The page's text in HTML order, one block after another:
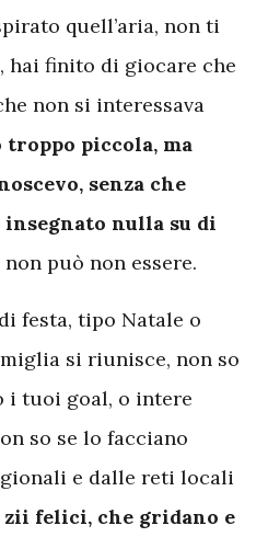
quell’aria, non ti
hai finito di giocare che
non si interessava
troppo piccola, ma
senza che
insegnato nulla su di
può non essere.
festa, tipo Natale o
si riunisce, non so
i tuoi goal, o intere
so se lo facciano
e dalle reti locali
felici, che gridano e